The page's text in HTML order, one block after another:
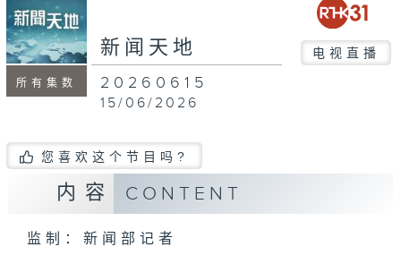
seconds
所有集数
新闻天地 电视直播
20260615
15/06/2026
您喜欢这个节目吗?
内容 CONTENT
监制：新闻部记者